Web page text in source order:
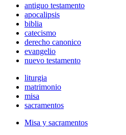
antiguo testamento
apocalipsis
biblia
catecismo
derecho canonico
evangelio
nuevo testamento
liturgia
matrimonio
misa
sacramentos
Misa y sacramentos